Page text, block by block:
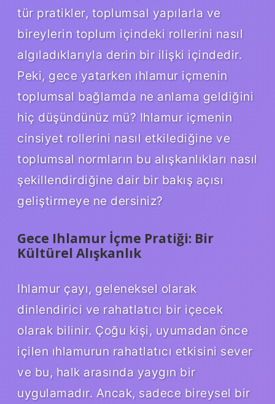
tür pratikler, toplumsal yapılarla ve
bireylerin toplum içindeki rollerini nasıl
algıladıklarıyla derin bir ilişki içindedir.
Peki, gece yatarken ıhlamur içmenin
toplumsal bağlamda ne anlama geldiğini
hiç düşündünüz mü? Ihlamur içmenin
cinsiyet rollerini nasıl etkilediğine ve
toplumsal normların bu alışkanlıkları nasıl
şekillendirdiğine dair bir bakış açısı
geliştirmeye ne dersiniz?
Gece Ihlamur İçme Pratiği: Bir
Kültürel Alışkanlık
Ihlamur çayı, geleneksel olarak
dinlendirici ve rahatlatıcı bir içecek
olarak bilinir. Çoğu kişi, uyumadan önce
içilen ıhlamurun rahatlatıcı etkisini sever
ve bu, halk arasında yaygın bir
uygulamadır. Ancak, sadece bireysel bir